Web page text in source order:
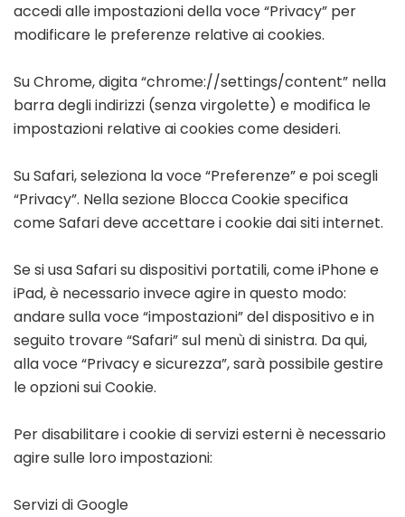
accedi alle impostazioni della voce “Privacy” per
modificare le preferenze relative ai cookies.
Su Chrome, digita “chrome://settings/content” nella
barra degli indirizzi (senza virgolette) e modifica le
impostazioni relative ai cookies come desideri.
Su Safari, seleziona la voce “Preferenze” e poi scegli
“Privacy”. Nella sezione Blocca Cookie specifica
come Safari deve accettare i cookie dai siti internet.
Se si usa Safari su dispositivi portatili, come iPhone e
iPad, è necessario invece agire in questo modo:
andare sulla voce “impostazioni” del dispositivo e in
seguito trovare “Safari” sul menù di sinistra. Da qui,
alla voce “Privacy e sicurezza”, sarà possibile gestire
le opzioni sui Cookie.
Per disabilitare i cookie di servizi esterni è necessario
agire sulle loro impostazioni:
Servizi di Google